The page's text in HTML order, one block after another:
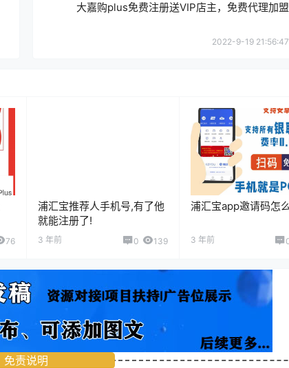
大嘉购plus免费注册送VIP店主，免费代理加盟
2022-9-19 21:56:47
76
浦汇宝推荐人手机号,有了他
就能注册了!
3 年前 0 139
浦汇宝app邀请码怎
3 年前
免责说明